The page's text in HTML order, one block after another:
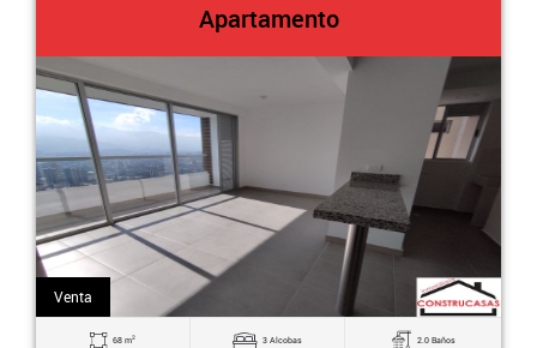
Apartamento
Venta
68 m2 3 Alcobas 2.0 Baños